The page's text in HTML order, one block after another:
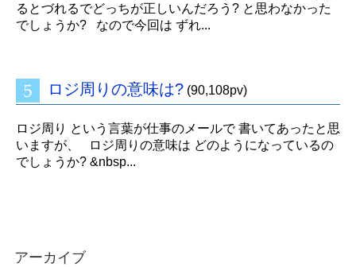
るとづれるでどっちが正しいんだろう? と思わなかった
でしょうか? なので今回は ずれ...
ロジ周りの意味は? (90,108pv)
ロジ周り という言葉が仕事のメールで 書いてあったと思
いますが、 ロジ周りの意味は どのようになっているの
でしょうか? &nbsp...
アーカイブ